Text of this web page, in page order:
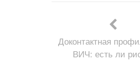
Доконтактная
ВИЧ: есть ли